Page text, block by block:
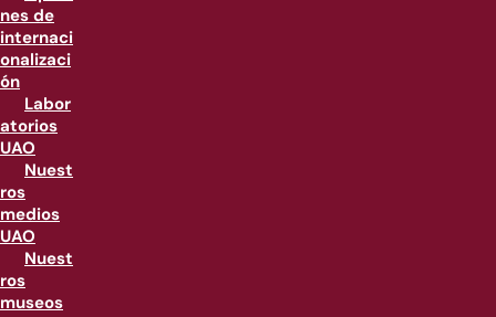
nes de
internaci
onalizaci
ón
Labor
atorios
UAO
Nuest
ros
medios
UAO
Nuest
ros
museos